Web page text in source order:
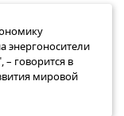
энергоносители
– говорится в
мировой